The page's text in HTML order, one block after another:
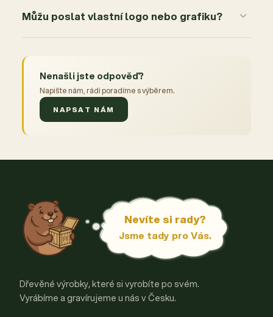
Můžu poslat vlastní logo nebo grafiku?
Nenašli jste odpověď?
Napište nám, rádi poradíme s výběrem.
NAPSAT NÁM
Nevíte si rady?
Jsme tady pro Vás.
Dřevěné výrobky, které si vyrobíte po svém.
Vyrábíme a gravírujeme u nás v Česku.